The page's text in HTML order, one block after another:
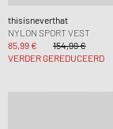
thisisneverthat
NYLON SPORT VEST
85,99 €
154,99 €
VERDER GEREDUCEERD